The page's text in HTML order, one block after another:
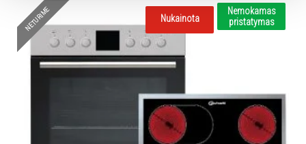
Nukainota
Nemokamas
pristatymas
NETURIME